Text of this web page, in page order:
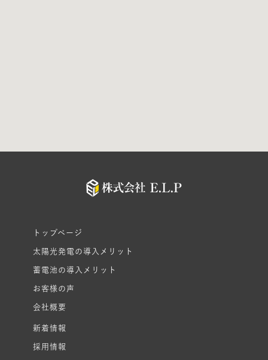
トップページ
太陽光発電の導入メリット
蓄電池の導入メリット
お客様の声
会社概要
新着情報
採用情報